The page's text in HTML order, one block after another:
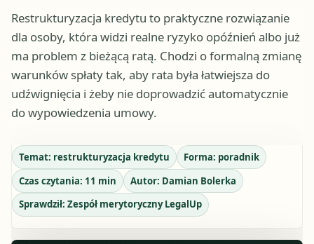
Restrukturyzacja kredytu to praktyczne rozwiązanie
dla osoby, która widzi realne ryzyko opóźnień albo już
ma problem z bieżącą ratą. Chodzi o formalną zmianę
warunków spłaty tak, aby rata była łatwiejsza do
udźwignięcia i żeby nie doprowadzić automatycznie
do wypowiedzenia umowy.
Temat: restrukturyzacja kredytu Forma: poradnik
Czas czytania: 11 min Autor: Damian Bolerka
Sprawdził: Zespół merytoryczny LegalUp